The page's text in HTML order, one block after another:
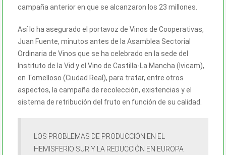
campaña anterior en que se alcanzaron los 23 millones.
Así lo ha asegurado el portavoz de Vinos de Cooperativas,
Juan Fuente, minutos antes de la Asamblea Sectorial
Ordinaria de Vinos que se ha celebrado en la sede del
Instituto de la Vid y el Vino de Castilla-La Mancha (Ivicam),
en Tomelloso (Ciudad Real), para tratar, entre otros
aspectos, la campaña de recolección, existencias y el
sistema de retribución del fruto en función de su calidad.
LOS PROBLEMAS DE PRODUCCIÓN EN EL
HEMISFERIO SUR Y LA REDUCCIÓN EN EUROPA